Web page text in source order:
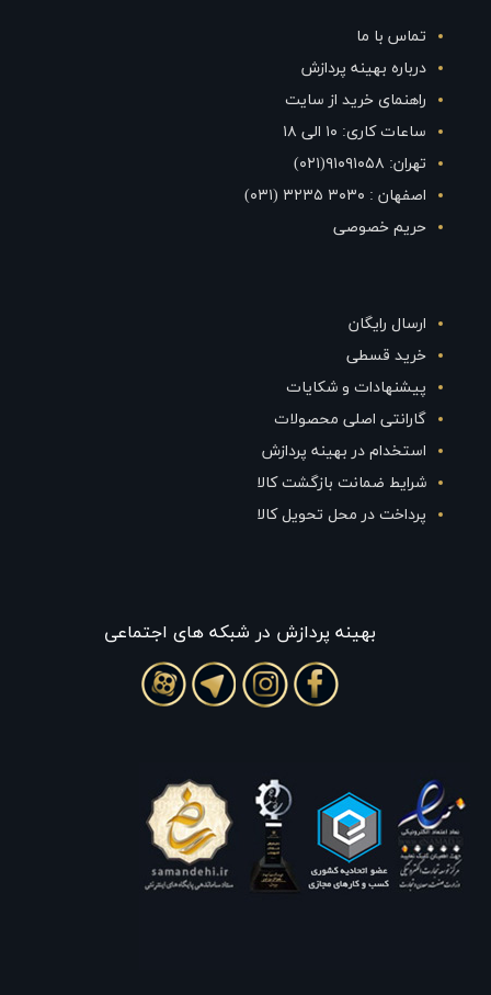
تماس با ما
درباره بهینه پردازش
راهنمای خرید از سایت
ساعات کاری: ۱۰ الی ۱۸
تهران: ۹۱۰۹۱۰۵۸(۰۲۱)
اصفهان : ۳۰۳۰ ۳۲۳۵ (۰۳۱)
حریم خصوصی
ارسال رایگان
خرید قسطی
پیشنهادات و شکایات
گارانتی اصلی محصولات
استخدام در بهینه پردازش
شرایط ضمانت بازگشت کالا
پرداخت در محل تحویل کالا
بهينه پردازش در شبکه های اجتماعی